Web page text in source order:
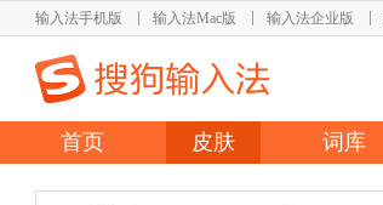
输入法手机版 输入法Mac版 输入法企业版
首页 皮肤 词库